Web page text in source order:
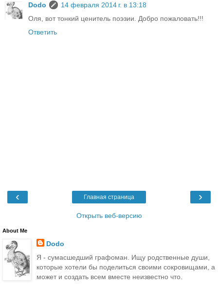
Dodo
14 февраля 2014 г. в 13:18
Оля, вот тонкий ценитель поэзии. Добро пожаловать!!!
Ответить
‹ ›
Главная страница
Открыть веб-версию
About Me
Dodo
Я - сумасшедший графоман. Ищу родственные души,
которые хотели бы поделиться своими сокровищами, а
может и создать всем вместе неизвестно что.